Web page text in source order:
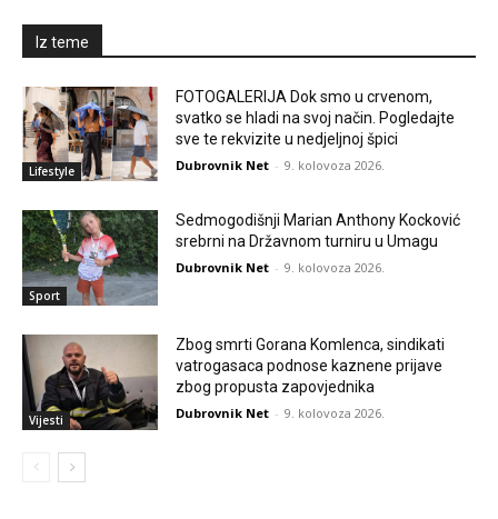
Iz teme
Lifestyle
FOTOGALERIJA Dok smo u crvenom,
svatko se hladi na svoj način. Pogledajte
sve te rekvizite u nedjeljnoj špici
Dubrovnik Net - 9. kolovoza 2026.
Sport
Sedmogodišnji Marian Anthony Kocković
srebrni na Državnom turniru u Umagu
Dubrovnik Net - 9. kolovoza 2026.
Vijesti
Zbog smrti Gorana Komlenca, sindikati
vatrogasaca podnose kaznene prijave
zbog propusta zapovjednika
Dubrovnik Net - 9. kolovoza 2026.